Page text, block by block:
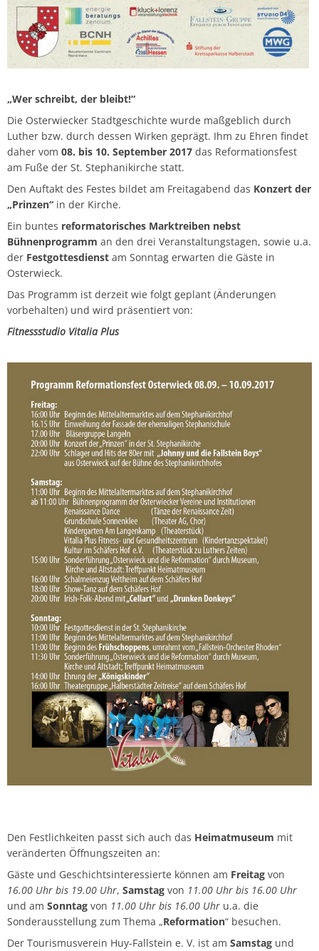
„Wer schreibt, der bleibt!“
Die Osterwiecker Stadtgeschichte wurde maßgeblich durch
Luther bzw. durch dessen Wirken geprägt. Ihm zu Ehren findet
daher vom 08. bis 10. September 2017 das Reformationsfest
am Fuße der St. Stephanikirche statt.
Den Auftakt des Festes bildet am Freitagabend das Konzert der
„Prinzen“ in der Kirche.
Ein buntes reformatorisches Marktreiben nebst
Bühnenprogramm an den drei Veranstaltungstagen, sowie u.a.
der Festgottesdienst am Sonntag erwarten die Gäste in
Osterwieck.
Das Programm ist derzeit wie folgt geplant (Änderungen
vorbehalten) und wird präsentiert von:
Fitnessstudio Vitalia Plus
Den Festlichkeiten passt sich auch das Heimatmuseum mit
veränderten Öffnungszeiten an:
Gäste und Geschichtsinteressierte können am Freitag von
16.00 Uhr bis 19.00 Uhr, Samstag von 11.00 Uhr bis 16.00 Uhr
und am Sonntag von 11.00 Uhr bis 16.00 Uhr u.a. die
Sonderausstellung zum Thema „Reformation“ besuchen.
Der Tourismusverein Huy-Fallstein e. V. ist am Samstag und